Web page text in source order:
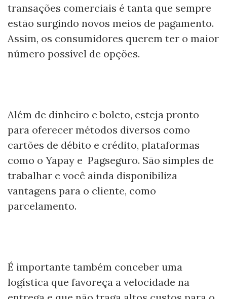
transações comerciais é tanta que sempre
estão surgindo novos meios de pagamento.
Assim, os consumidores querem ter o maior
número possível de opções.
Além de dinheiro e boleto, esteja pronto
para oferecer métodos diversos como
cartões de débito e crédito, plataformas
como o Yapay e Pagseguro. São simples de
trabalhar e você ainda disponibiliza
vantagens para o cliente, como
parcelamento.
É importante também conceber uma
logística que favoreça a velocidade na